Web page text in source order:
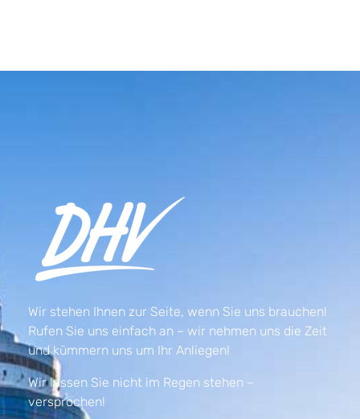
Wir stehen Ihnen zur Seite, wenn Sie uns brauchen!
Rufen Sie uns einfach an – wir nehmen uns die Zeit
und kümmern uns um Ihr Anliegen!
Wir lassen Sie nicht im Regen stehen –
versprochen!